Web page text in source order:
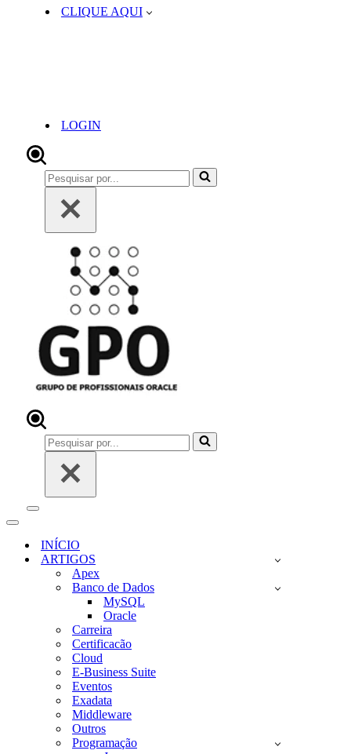
CLIQUE AQUI
LOGIN
Pesquisar
por...
Pesquisar
por...
Menu
navegação
Menu
navegaçãoINÍCIO
ARTIGOS
Apex
Banco de Dados
MySQL
Oracle
Carreira
Certificacão
Cloud
E-Business Suite
Eventos
Exadata
Middleware
Outros
Programação